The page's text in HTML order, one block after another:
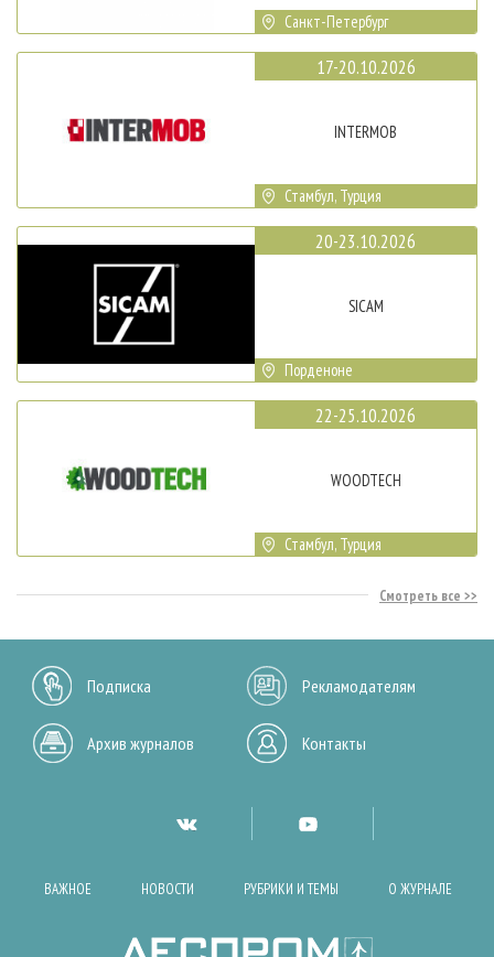
Санкт-Петербург
17-20.10.2026
INTERMOB
Стамбул, Турция
20-23.10.2026
SICAM
Порденоне
22-25.10.2026
WOODTECH
Стамбул, Турция
Смотреть все
Подписка Рекламодателям
Архив журналов Контакты
ВАЖНОЕ НОВОСТИ РУБРИКИ И ТЕМЫ О ЖУРНАЛЕ